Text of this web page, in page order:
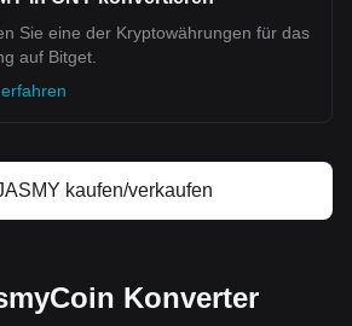
Sie eine der Kryptowährungen für das
auf Bitget.
kaufen/verkaufen
Konverter